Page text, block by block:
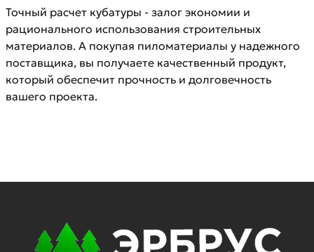
Точный расчет кубатуры - залог экономии и
рационального использования строительных
материалов. А покупая пиломатериалы у надежного
поставщика, вы получаете качественный продукт,
который обеспечит прочность и долговечность
вашего проекта.